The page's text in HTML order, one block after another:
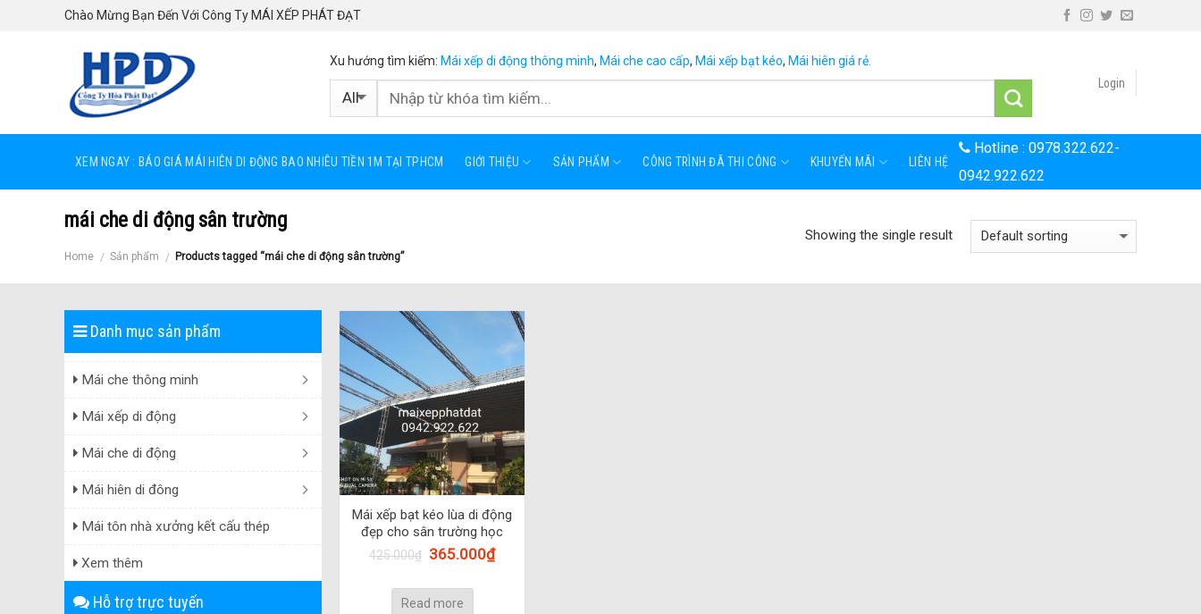
Chào Mừng Bạn Đến Với Công Ty MÁI XẾP PHÁT ĐẠT
Xu hướng tìm kiếm: Mái xếp di động thông minh, Mái che cao cấp, Mái xếp bạt kéo, Mái hiên giá rẻ.
Login
XEM NGAY : BÁO GIÁ MÁI HIÊN DI ĐỘNG BAO NHIÊU TIỀN 1M TẠI TPHCM GIỚI THIỆU SẢN PHẨM CÔNG TRÌNH ĐÃ THI CÔNG KHUYẾN MÃI LIÊN HỆ
Hotline :0978.322.622-
0942.922.622
mái che di động sân trường
Home / Sản phẩm / Products tagged “mái che di động sân trường”
Showing the single result
Danh mục sản phẩm
Mái che thông minh
Mái xếp di động
Mái che di động
Mái hiên di đông
Mái tôn nhà xưởng kết cấu thép
Xem thêm
Hỗ trợ trực tuyến
Mái xếp bạt kéo lùa di động
đẹp cho sân trường học
425.000₫ 365.000₫
Read more